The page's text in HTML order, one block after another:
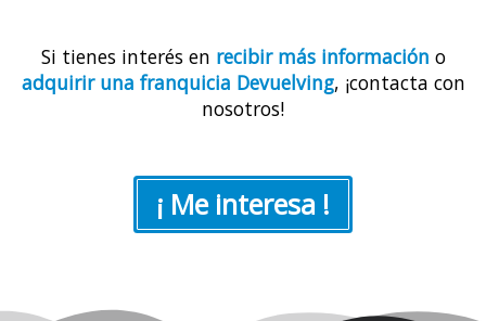
Si tienes interés en recibir más información o
adquirir una franquicia Devuelving, ¡contacta con
nosotros!
¡ Me interesa !